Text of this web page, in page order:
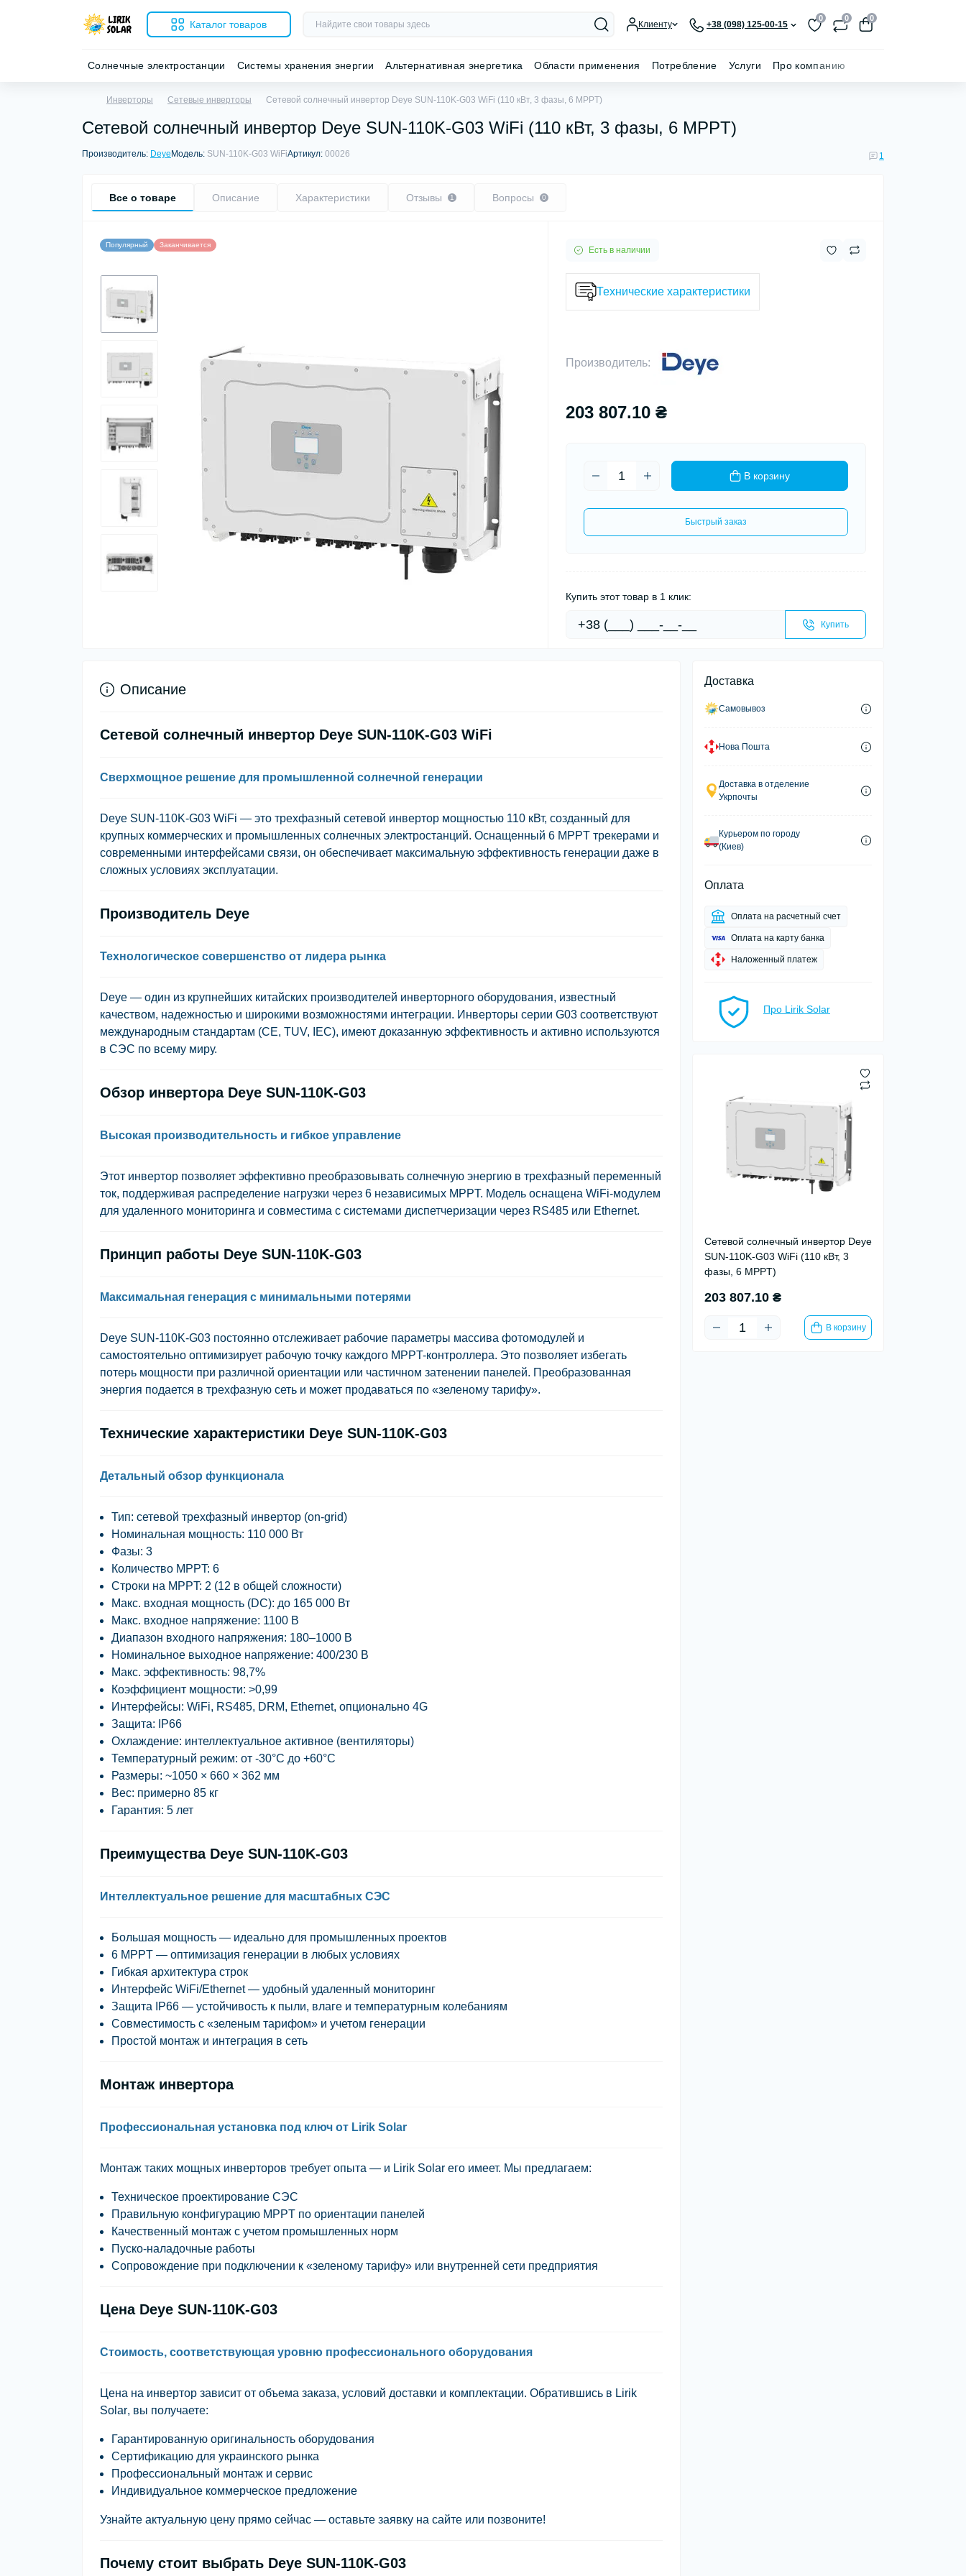
Каталог товаров Клиенту +38 (098) 125-00-15
0 0 0
Солнечные электростанции Системы хранения энергии Альтернативная энергетика Области применения Потребление Услуги Про компанию
Инверторы Сетевые инверторы Сетевой солнечный инвертор Deye SUN-110K-G03 WiFi (110 кВт, 3 фазы, 6 MPPT)
Сетевой солнечный инвертор Deye SUN-110K-G03 WiFi (110 кВт, 3 фазы, 6 MPPT)
Производитель: Deye Модель: SUN-110K-G03 WiFiАртикул: 00026 1
Все о товаре Описание Характеристики Отзывы 1 Вопросы 0
Популярный Заканчивается
Есть в наличии
Технические характеристики
Производитель:
203 807.10 ₴
В корзину
Быстрый заказ
Купить этот товар в 1 клик:
Купить
Доставка
Самовывоз
Нова Пошта
Доставка в отделение
Укрпочты
Курьером по городу
(Киев)
Оплата
Оплата на расчетный счет
Оплата на карту банка
Наложенный платеж
Про Lirik Solar
Сетевой солнечный инвертор Deye
SUN-110K-G03 WiFi (110 кВт, 3
фазы, 6 MPPT)
203 807.10 ₴
В корзину
Описание
Сетевой солнечный инвертор Deye SUN-110K-G03 WiFi
Сверхмощное решение для промышленной солнечной генерации
Deye SUN-110K-G03 WiFi — это трехфазный сетевой инвертор мощностью 110 кВт, созданный для
крупных коммерческих и промышленных солнечных электростанций. Оснащенный 6 MPPT трекерами и
современными интерфейсами связи, он обеспечивает максимальную эффективность генерации даже в
сложных условиях эксплуатации.
Производитель Deye
Технологическое совершенство от лидера рынка
Deye — один из крупнейших китайских производителей инверторного оборудования, известный
качеством, надежностью и широкими возможностями интеграции. Инверторы серии G03 соответствуют
международным стандартам (CE, TUV, IEC), имеют доказанную эффективность и активно используются
в СЭС по всему миру.
Обзор инвертора Deye SUN-110K-G03
Высокая производительность и гибкое управление
Этот инвертор позволяет эффективно преобразовывать солнечную энергию в трехфазный переменный
ток, поддерживая распределение нагрузки через 6 независимых MPPT. Модель оснащена WiFi-модулем
для удаленного мониторинга и совместима с системами диспетчеризации через RS485 или Ethernet.
Принцип работы Deye SUN-110K-G03
Максимальная генерация с минимальными потерями
Deye SUN-110K-G03 постоянно отслеживает рабочие параметры массива фотомодулей и
самостоятельно оптимизирует рабочую точку каждого MPPT-контроллера. Это позволяет избегать
потерь мощности при различной ориентации или частичном затенении панелей. Преобразованная
энергия подается в трехфазную сеть и может продаваться по «зеленому тарифу».
Технические характеристики Deye SUN-110K-G03
Детальный обзор функционала
Тип: сетевой трехфазный инвертор (on-grid)
Номинальная мощность: 110 000 Вт
Фазы: 3
Количество MPPT: 6
Строки на MPPT: 2 (12 в общей сложности)
Макс. входная мощность (DC): до 165 000 Вт
Макс. входное напряжение: 1100 В
Диапазон входного напряжения: 180–1000 В
Номинальное выходное напряжение: 400/230 В
Макс. эффективность: 98,7%
Коэффициент мощности: >0,99
Интерфейсы: WiFi, RS485, DRM, Ethernet, опционально 4G
Защита: IP66
Охлаждение: интеллектуальное активное (вентиляторы)
Температурный режим: от -30°C до +60°C
Размеры: ~1050 × 660 × 362 мм
Вес: примерно 85 кг
Гарантия: 5 лет
Преимущества Deye SUN-110K-G03
Интеллектуальное решение для масштабных СЭС
Большая мощность — идеально для промышленных проектов
6 MPPT — оптимизация генерации в любых условиях
Гибкая архитектура строк
Интерфейс WiFi/Ethernet— удобный удаленный мониторинг
Защита IP66 — устойчивость к пыли, влаге и температурным колебаниям
Совместимость с «зеленым тарифом» и учетом генерации
Простой монтаж и интеграция в сеть
Монтаж инвертора
Профессиональная установка под ключ от Lirik Solar
Монтаж таких мощных инверторов требует опыта — и Lirik Solar его имеет. Мы предлагаем:
Техническое проектирование СЭС
Правильную конфигурацию MPPT по ориентации панелей
Качественный монтаж с учетом промышленных норм
Пуско-наладочные работы
Сопровождение при подключении к «зеленому тарифу» или внутренней сети предприятия
Цена Deye SUN-110K-G03
Стоимость, соответствующая уровню профессионального оборудования
Цена на инвертор зависит от объема заказа, условий доставки и комплектации. Обратившись в Lirik
Solar, вы получаете:
Гарантированную оригинальность оборудования
Сертификацию для украинского рынка
Профессиональный монтаж и сервис
Индивидуальное коммерческое предложение
Узнайте актуальную цену прямо сейчас — оставьте заявку на сайте или позвоните!
Почему стоит выбрать Deye SUN-110K-G03